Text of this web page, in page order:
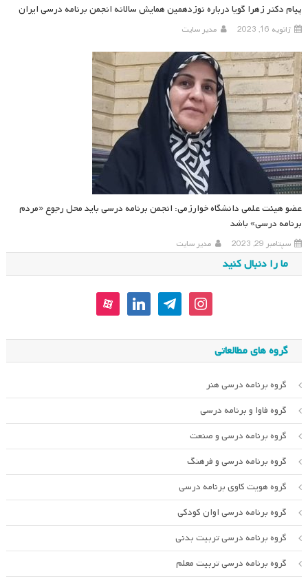
پیام دکتر زهرا گویا درباره نوزدهمین همایش سالانه انجمن برنامه درسی ایران
ژانویه 16, 2023 مدیر سایت
عضو هیئت علمی دانشگاه خوارزمی: انجمن برنامه درسی باید محل رجوع «مردم
برنامه درسی» باشد
سپتامبر 29, 2023 مدیر سایت
ما را دنبال کنید
instagram
telegram
linkedin
aparat
گروه های مطالعاتی
گروه برنامه درسی هنر
گروه فاوا و برنامه درسی
گروه برنامه درسی و صنعت
گروه برنامه درسی و فرهنگ
گروه هویت کاوی برنامه درسی
گروه برنامه درسی اوان کودکی
گروه برنامه درسی تربیت بدنی
گروه برنامه درسی تربیت معلم